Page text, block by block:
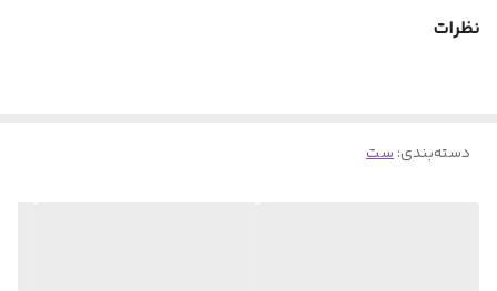
شلوار ۱۰۶-دور ران ۶۴- قد شلوار ۱۰۸
نظرات
دسته‌بندی:ست